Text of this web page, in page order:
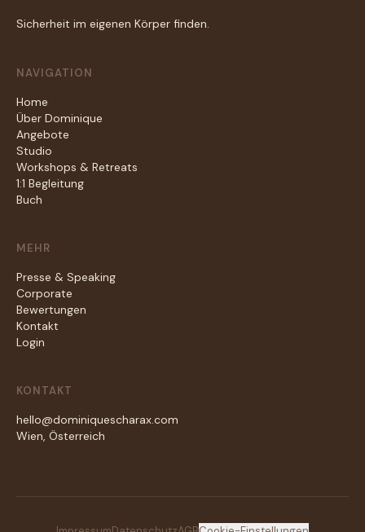
Sicherheit im eigenen Körper finden.
NAVIGATION
Home
Über Dominique
Angebote
Studio
Workshops & Retreats
1:1 Begleitung
Buch
MEHR
Presse & Speaking
Corporate
Bewertungen
Kontakt
Login
KONTAKT
hello@dominiquescharax.com
Wien, Österreich